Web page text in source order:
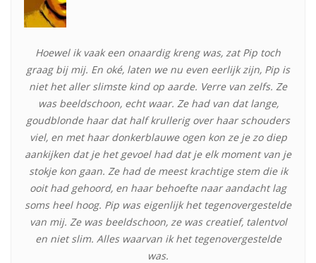
Hoewel ik vaak een onaardig kreng was, zat Pip toch
graag bij mij. En oké, laten we nu even eerlijk zijn, Pip is
niet het aller slimste kind op aarde. Verre van zelfs. Ze
was beeldschoon, echt waar. Ze had van dat lange,
goudblonde haar dat half krullerig over haar schouders
viel, en met haar donkerblauwe ogen kon ze je zo diep
aankijken dat je het gevoel had dat je elk moment van je
stokje kon gaan. Ze had de meest krachtige stem die ik
ooit had gehoord, en haar behoefte naar aandacht lag
soms heel hoog. Pip was eigenlijk het tegenovergestelde
van mij. Ze was beeldschoon, ze was creatief, talentvol
en niet slim. Alles waarvan ik het tegenovergestelde
was.